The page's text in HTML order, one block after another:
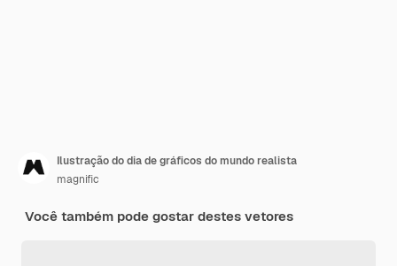
Ilustração do dia de gráficos do mundo realista
magnific
Você também pode gostar destes vetores